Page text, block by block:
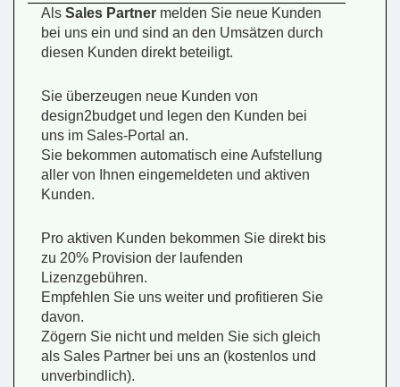
Als Sales Partner melden Sie neue Kunden
bei uns ein und sind an den Umsätzen durch
diesen Kunden direkt beteiligt.
Sie überzeugen neue Kunden von
design2budget und legen den Kunden bei
uns im Sales-Portal an.
Sie bekommen automatisch eine Aufstellung
aller von Ihnen eingemeldeten und aktiven
Kunden.
Pro aktiven Kunden bekommen Sie direkt bis
zu 20% Provision der laufenden
Lizenzgebühren.
Empfehlen Sie uns weiter und profitieren Sie
davon.
Zögern Sie nicht und melden Sie sich gleich
als Sales Partner bei uns an (kostenlos und
unverbindlich).